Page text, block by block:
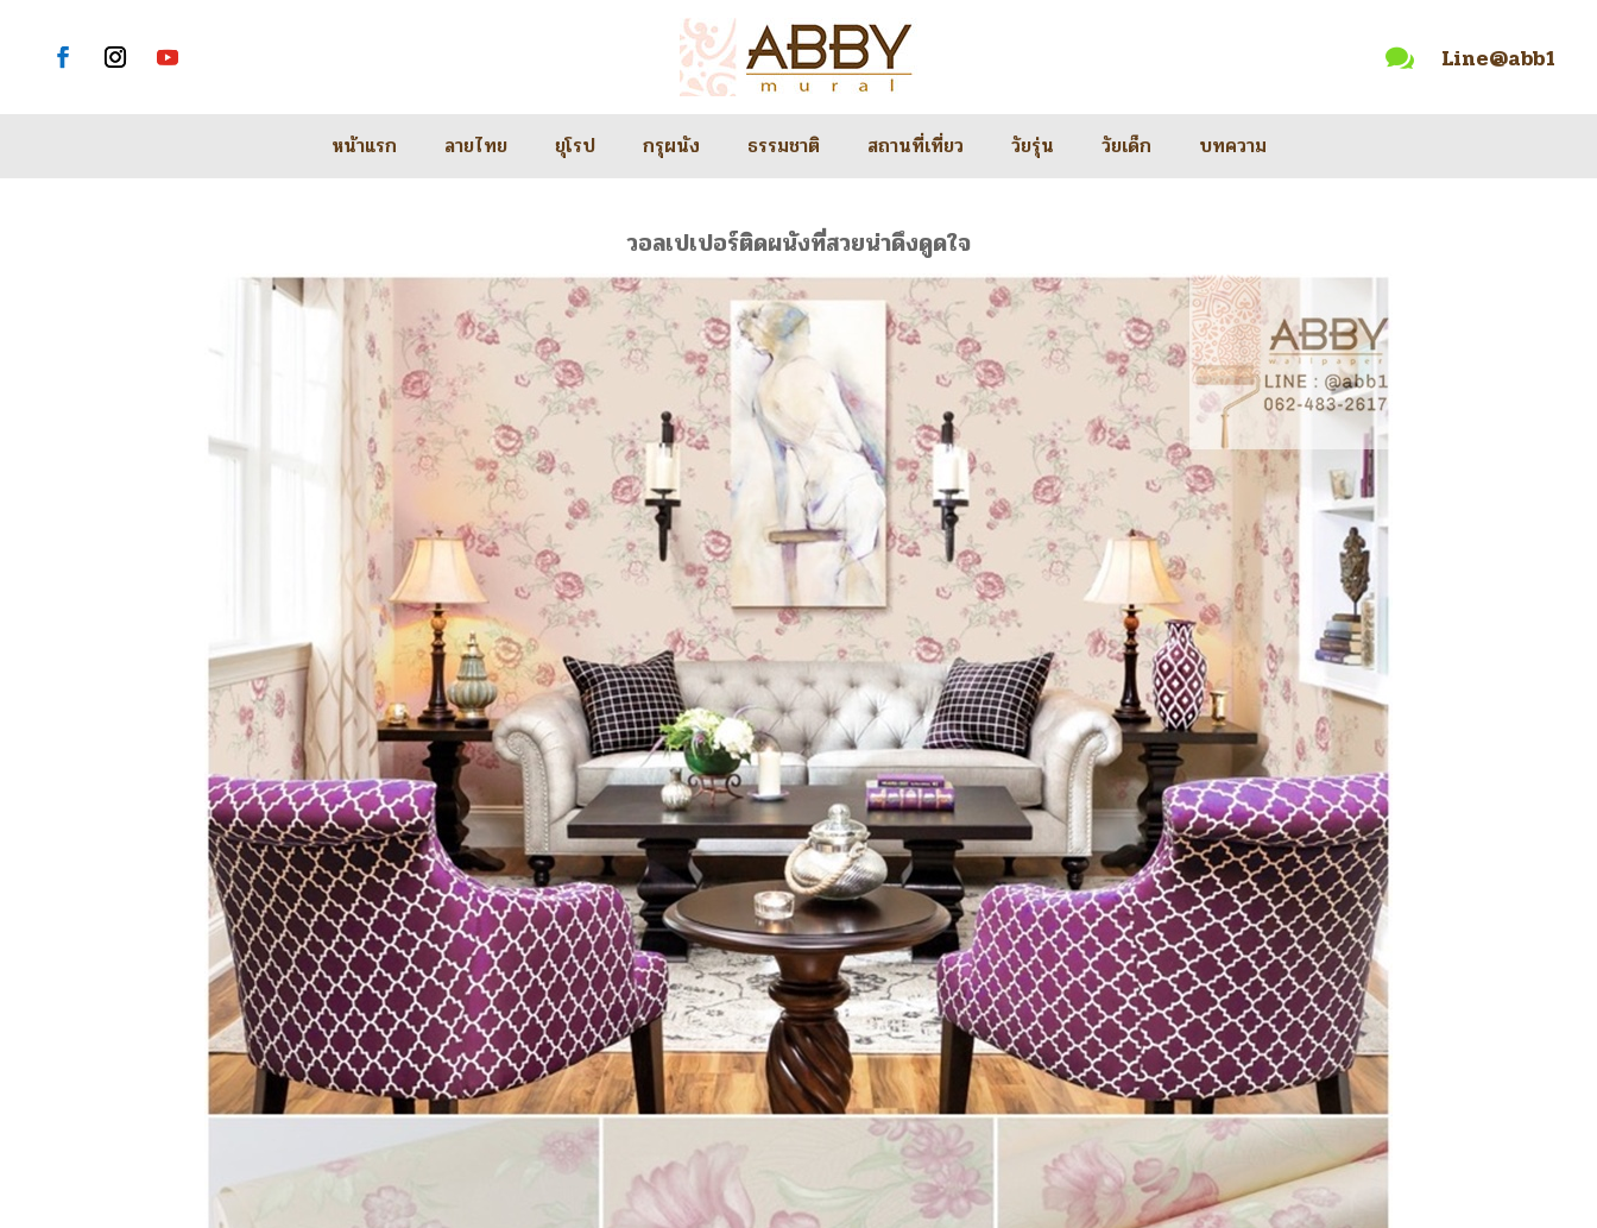
 Line@abb1
หน้าแรก ลายไทย ยุโรป กรุผนัง ธรรมชาติ สถานที่เที่ยว วัยรุ่น วัยเด็ก บทความ
วอลเปเปอร์ติดผนังที่สวยน่าดึงดูดใจ